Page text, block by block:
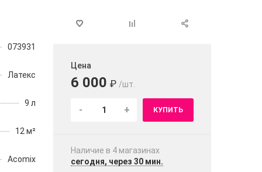
073931
Латекс
9 л
12 м²
Acomix
Цена
6 000 ₽ /шт.
- + КУПИТЬ
Наличие в 4 магазинах
сегодня, через 30 мин.